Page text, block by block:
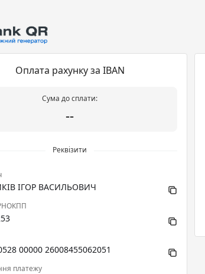
Оплата рахунку за IBAN
Сума до сплати:
--
Реквізити
ІГОР ВАСИЛЬОВИЧ
00000 26008455062051
платежу